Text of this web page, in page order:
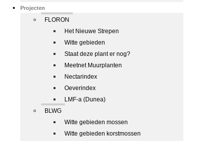
Projecten
FLORON
Het Nieuwe Strepen
Witte gebieden
Staat deze plant er nog?
Meetnet Muurplanten
Nectarindex
Oeverindex
LMF-a (Dunea)
BLWG
Witte gebieden mossen
Witte gebieden korstmossen